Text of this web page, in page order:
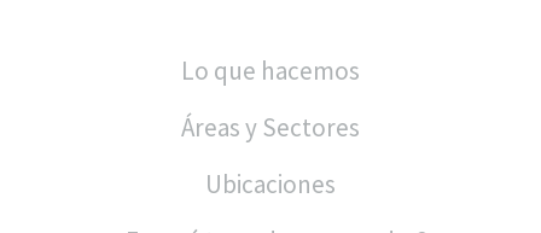
Lo que hacemos
Áreas y Sectores
Ubicaciones